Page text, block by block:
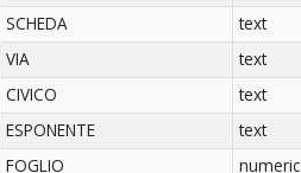
SCHEDA
text
VIA
text
CIVICO
text
ESPONENTE
text
FOGLIO
numeric